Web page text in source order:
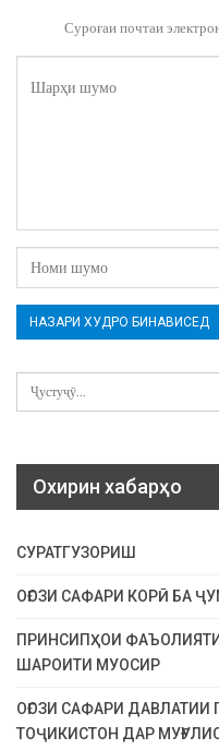
Суроғаи почтаи
Охирин хабарҳо
СУРАТГУЗОРИШ
ОҒОЗИ САФАРИ КОРӢ БА
ПРИНСИПҲОИ
ШАРОИТИ МУОСИР
ОҒОЗИ САФАРИ
ТОҶИКИСТОН ДАР